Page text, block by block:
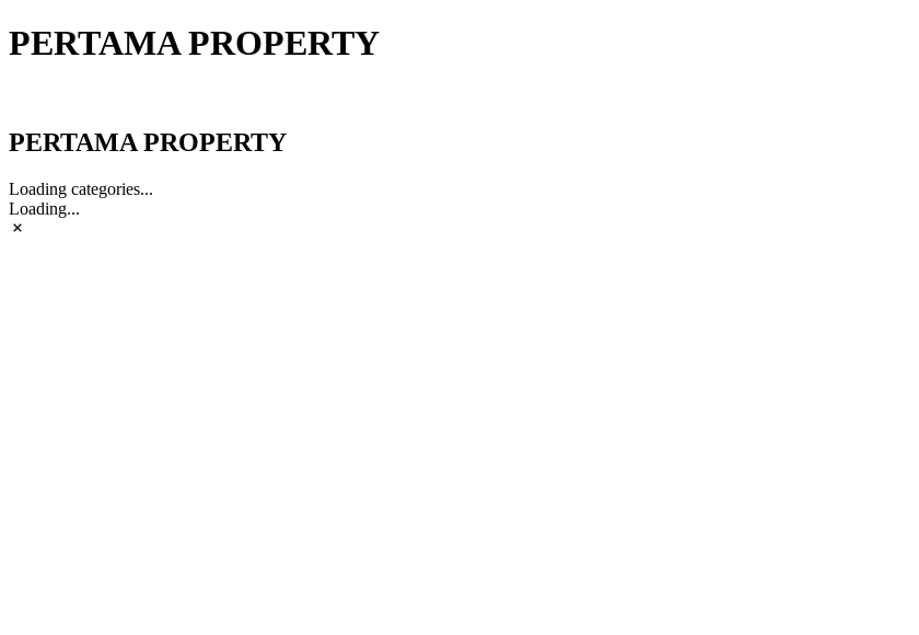
PERTAMA PROPERTY
PERTAMA PROPERTY
Loading categories...
Loading...